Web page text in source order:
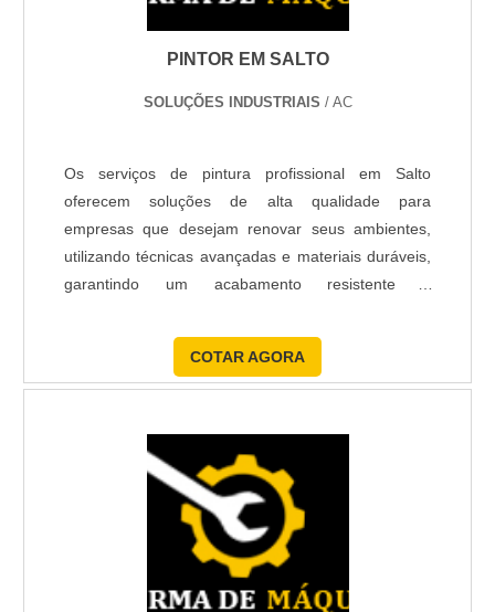
O tempo depende da área a ser pintada, do estado
das paredes e do número de demãos. Uma pintura
dois a cinco dias, enquanto fachadas ou reformas
preparação e secagem.
Peça ao pintor um cronograma no orçamento e
verifique se há necessidade de interrupções por
secagem, lixamento ou aplicação de massa. Um
O QUE ESTÁ INCLUÍDO NO
PROFISSIONAL?
Um orçamento completo deve detalhar mão de obra,
quantidade estimada de tinta, tipo de material (lixas,
massas, fitas), número de demãos, preparação das
superfícies e limpeza final. Verifique também se o
transporte e descarte de resíduos estão
PINTOR EM SALTO
SOLUÇÕES INDUSTRIAIS / AC
Os serviços de pintura profissional em Salto
oferecem soluções de alta qualidade para
empresas que desejam renovar seus ambientes,
utilizando técnicas avançadas e materiais duráveis,
garantindo um acabamento resistente e
COTAR AGORA